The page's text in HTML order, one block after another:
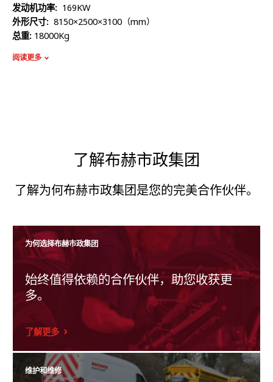
发动机功率: 169KW​​​​​​​​​​​​​​
外形尺寸: 8150×2500×3100（mm） ​​​​​​​
总重: 18000Kg​​​​​​​​​​​​​​
整备质量:
阅读更多
了解布赫市政集团
了解为何布赫市政集团是您的完美合作伙伴。
为何选择布赫市政集团
始终值得依赖的合作伙伴，助您收获更
多。
了解更多
维护和维修